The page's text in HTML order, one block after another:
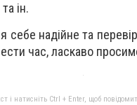
ін.
надійне та
час, ласкаво
і натисніть Ctrl + Enter, щоб